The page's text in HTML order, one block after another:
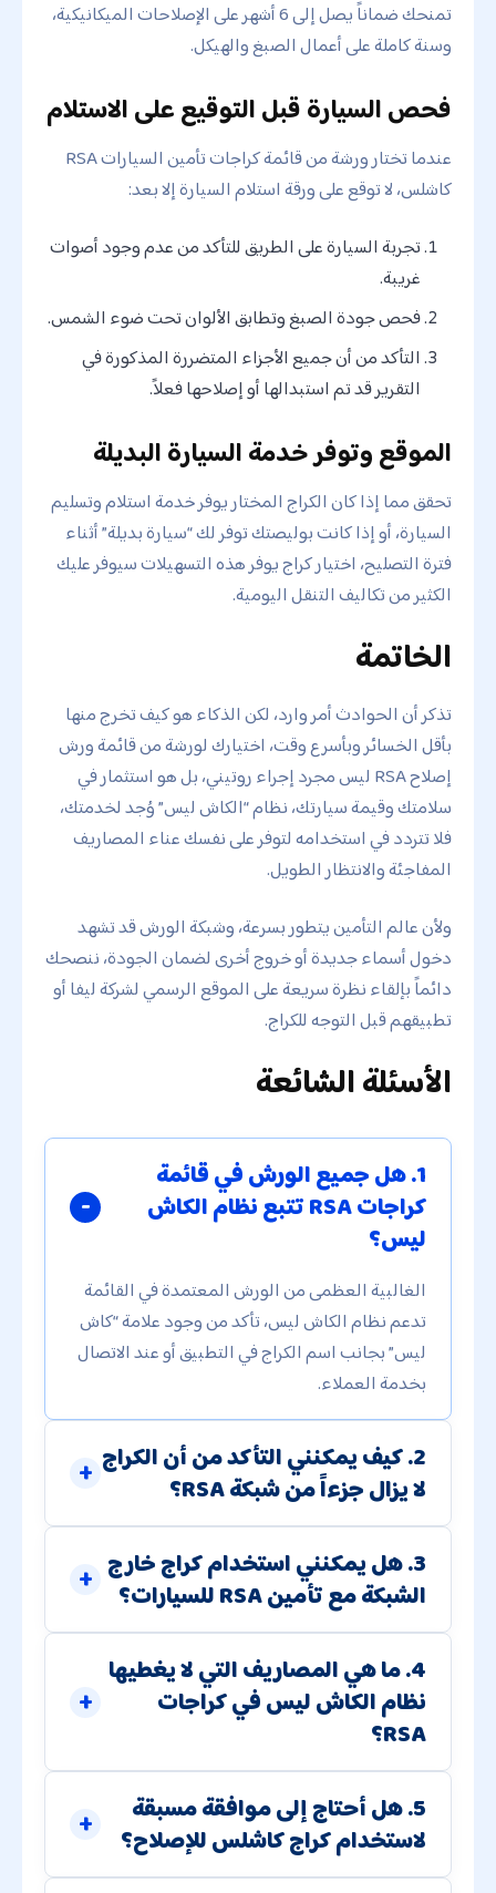
تمنحك ضماناً يصل إلى 6 أشهر على الإصلاحات الميكانيكية،
وسنة كاملة على أعمال الصبغ والهيكل.
فحص السيارة قبل التوقيع على الاستلام
عندما تختار ورشة من قائمة كراجات تأمين السيارات RSA
كاشلس، لا توقع على ورقة استلام السيارة إلا بعد:
تجربة السيارة على الطريق للتأكد من عدم وجود أصوات
غريبة.
فحص جودة الصبغ وتطابق الألوان تحت ضوء الشمس.
التأكد من أن جميع الأجزاء المتضررة المذكورة في
التقرير قد تم استبدالها أو إصلاحها فعلاً.
الموقع وتوفر خدمة السيارة البديلة
تحقق مما إذا كان الكراج المختار يوفر خدمة استلام وتسليم
السيارة، أو إذا كانت بوليصتك توفر لك “سيارة بديلة” أثناء
فترة التصليح، اختيار كراج يوفر هذه التسهيلات سيوفر عليك
الكثير من تكاليف التنقل اليومية.
الخاتمة
تذكر أن الحوادث أمر وارد، لكن الذكاء هو كيف تخرج منها
بأقل الخسائر وبأسرع وقت، اختيارك لورشة من قائمة ورش
إصلاح RSA ليس مجرد إجراء روتيني، بل هو استثمار في
سلامتك وقيمة سيارتك، نظام “الكاش ليس” وُجد لخدمتك،
فلا تتردد في استخدامه لتوفر على نفسك عناء المصاريف
المفاجئة والانتظار الطويل.
ولأن عالم التأمين يتطور بسرعة، وشبكة الورش قد تشهد
دخول أسماء جديدة أو خروج أخرى لضمان الجودة، ننصحك
دائماً بإلقاء نظرة سريعة على الموقع الرسمي لشركة ليفا أو
تطبيقهم قبل التوجه للكراج.
الأسئلة الشائعة
1. هل جميع الورش في قائمة
كراجات RSA تتبع نظام الكاش
ليس؟
الغالبية العظمى من الورش المعتمدة في القائمة
تدعم نظام الكاش ليس، تأكد من وجود علامة “كاش
ليس” بجانب اسم الكراج في التطبيق أو عند الاتصال
بخدمة العملاء.
2. كيف يمكنني التأكد من أن الكراج
لا يزال جزءاً من شبكة RSA؟
3. هل يمكنني استخدام كراج خارج
الشبكة مع تأمين RSA للسيارات؟
4. ما هي المصاريف التي لا يغطيها
نظام الكاش ليس في كراجات
RSA؟
5. هل أحتاج إلى موافقة مسبقة
لاستخدام كراج كاشلس للإصلاح؟